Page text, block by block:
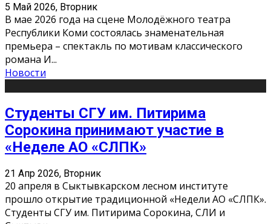
5 Май 2026, Вторник
В мае 2026 года на сцене Молодёжного театра
Республики Коми состоялась знаменательная
премьера – спектакль по мотивам классического
романа И...
Новости
Студенты СГУ им. Питирима
Сорокина принимают участие в
«Неделе АО «СЛПК»
21 Апр 2026, Вторник
20 апреля в Сыктывкарском лесном институте
прошло открытие традиционной «Недели АО «СЛПК».
Студенты СГУ им. Питирима Сорокина, СЛИ и